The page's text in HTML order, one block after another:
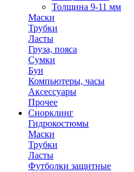
Толщина 9-11 мм
Маски
Трубки
Ласты
Груза, пояса
Сумки
Буи
Компьютеры, часы
Аксессуары
Прочее
Снорклинг
Гидрокостюмы
Маски
Трубки
Ласты
Футболки защитные